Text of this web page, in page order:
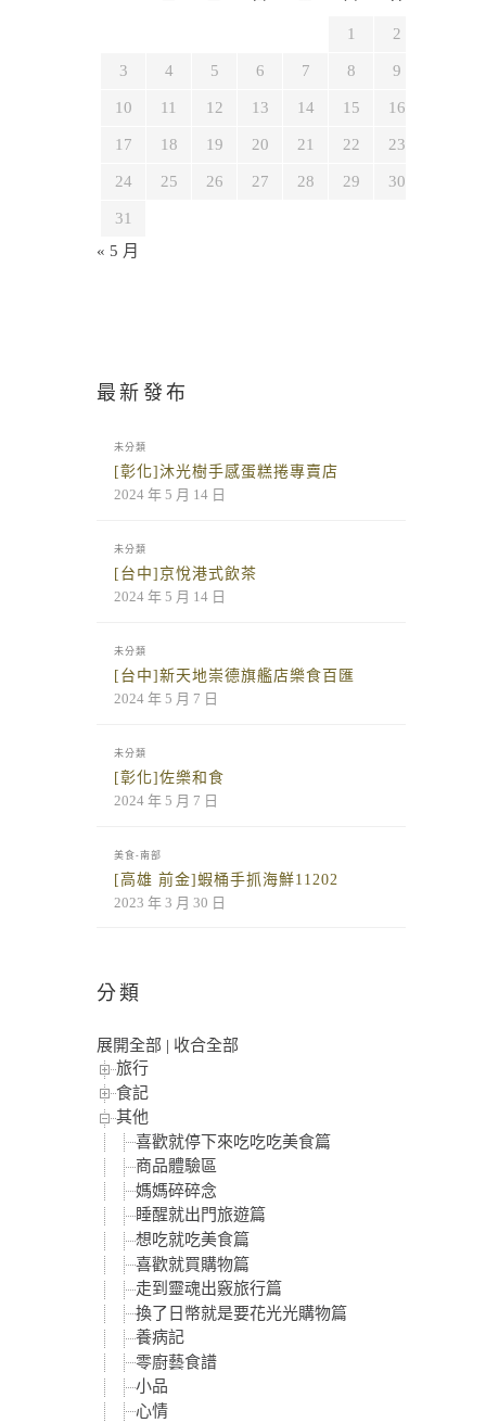
1 2
3 4 5 6 7 8 9
10 11 12 13 14 15 16
17 18 19 20 21 22 23
24 25 26 27 28 29 30
31
« 5 月
最新發布
未分類
[彰化]沐光樹手感蛋糕捲專賣店
2024 年 5 月 14 日
未分類
[台中]京悅港式飲茶
2024 年 5 月 14 日
未分類
[台中]新天地崇德旗艦店樂食百匯
2024 年 5 月 7 日
未分類
[彰化]佐樂和食
2024 年 5 月 7 日
美食-南部
[高雄 前金]蝦桶手抓海鮮11202
2023 年 3 月 30 日
分類
展開全部 | 收合全部
旅行
食記
其他
喜歡就停下來吃吃吃美食篇
商品體驗區
媽媽碎碎念
睡醒就出門旅遊篇
想吃就吃美食篇
喜歡就買購物篇
走到靈魂出竅旅行篇
換了日幣就是要花光光購物篇
養病記
零廚藝食譜
小品
心情